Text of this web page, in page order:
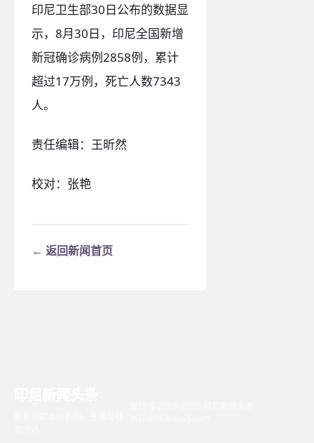
印尼卫生部30日公布的数据显
示，8月30日，印尼全国新增
新冠确诊病例2858例，累计
超过17万例，死亡人数7343
人。
责任编辑：王昕然
校对：张艳
← 返回新闻首页